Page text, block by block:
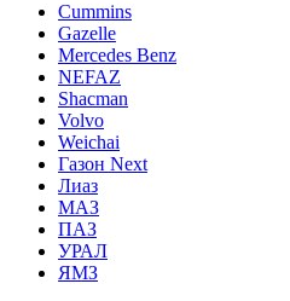
Cummins
Gazelle
Mercedes Benz
NEFAZ
Shacman
Volvo
Weichai
Газон Next
Лиаз
МАЗ
ПАЗ
УРАЛ
ЯМЗ